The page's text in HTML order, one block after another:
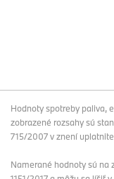
Hodnoty spotreby paliva,
zobrazené rozsahy sú
715/2007 v znení
Namerané hodnoty sú na